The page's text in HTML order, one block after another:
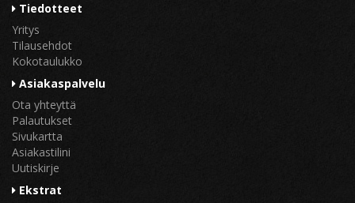
Tiedotteet
Yritys
Tilausehdot
Kokotaulukko
Asiakaspalvelu
Ota yhteyttä
Palautukset
Sivukartta
Asiakastilini
Uutiskirje
Ekstrat